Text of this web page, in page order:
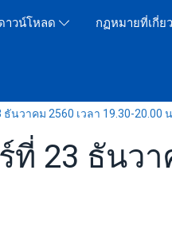
าวน์โหลด กฏหมายที่เกี่ย
นวาคม 2560 เวลา 19.30-20.00 น.
ที่ 23 ธันวา